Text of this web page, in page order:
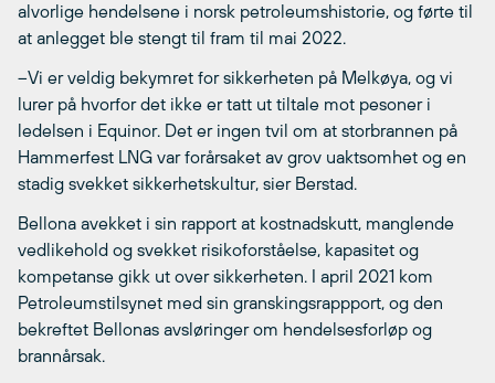
alvorlige hendelsene i norsk petroleumshistorie, og førte til
at anlegget ble stengt til fram til mai 2022.
–Vi er veldig bekymret for sikkerheten på Melkøya, og vi
lurer på hvorfor det ikke er tatt ut tiltale mot pesoner i
ledelsen i Equinor. Det er ingen tvil om at storbrannen på
Hammerfest LNG var forårsaket av grov uaktsomhet og en
stadig svekket sikkerhetskultur, sier Berstad.
Bellona avekket i sin rapport at kostnadskutt, manglende
vedlikehold og svekket risikoforståelse, kapasitet og
kompetanse gikk ut over sikkerheten. I april 2021 kom
Petroleumstilsynet med sin granskingsrappport, og den
bekreftet Bellonas avsløringer om hendelsesforløp og
brannårsak.